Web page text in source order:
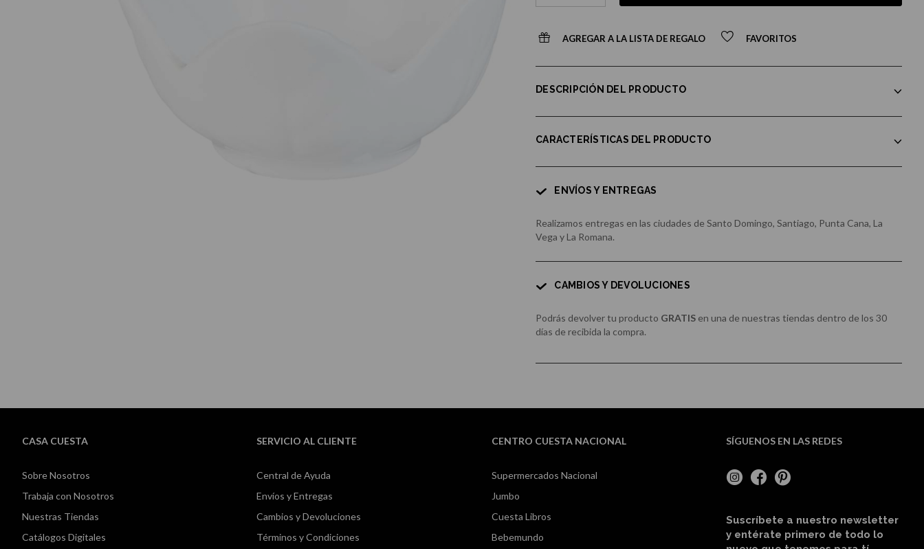
AGREGAR A LA LISTA DE REGALO FAVORITOS
DESCRIPCIÓN DEL PRODUCTO
CARACTERÍSTICAS DEL PRODUCTO
ENVÍOS Y ENTREGAS
Realizamos entregas en las ciudades de Santo Domingo, Santiago, Punta Cana, La
Vega y La Romana.
CAMBIOS Y DEVOLUCIONES
Podrás devolver tu producto GRATIS en una de nuestras tiendas dentro de los 30
días de recibida la compra.
CASA CUESTA
Sobre Nosotros
Trabaja con Nosotros
Nuestras Tiendas
Catálogos Digitales
SERVICIO AL CLIENTE
Central de Ayuda
Envíos y Entregas
Cambios y Devoluciones
Términos y Condiciones
CENTRO CUESTA NACIONAL
Supermercados Nacional
Jumbo
Cuesta Libros
Bebemundo
SÍGUENOS EN LAS REDES
Suscríbete a nuestro newsletter
y entérate primero de todo lo